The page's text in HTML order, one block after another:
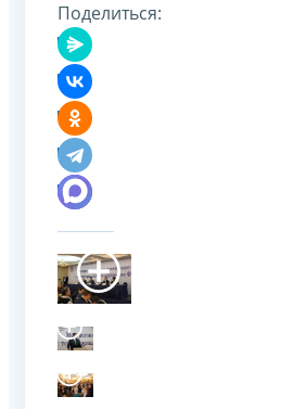
Поделиться: